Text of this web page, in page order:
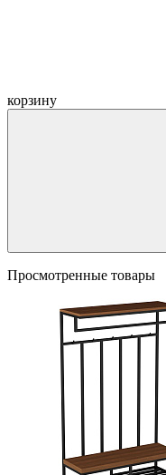
корзину
Просмотренные товары